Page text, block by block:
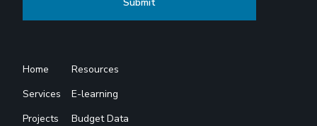
Home
Services
Projects
Resources
E-learning
Budget Data